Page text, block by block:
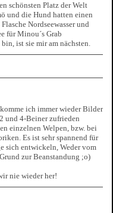
schönsten Platz der Welt
und die Hund hatten einen
Nordseewasser und
für Minou´s Grab
ist sie mir am nächsten.
ich immer wieder Bilder
und 4-Beiner zufrieden
einzelnen Welpen, bzw. bei
Es ist sehr spannend für
sich entwickeln, Weder vom
zur Beanstandung ;o)
nie wieder her!